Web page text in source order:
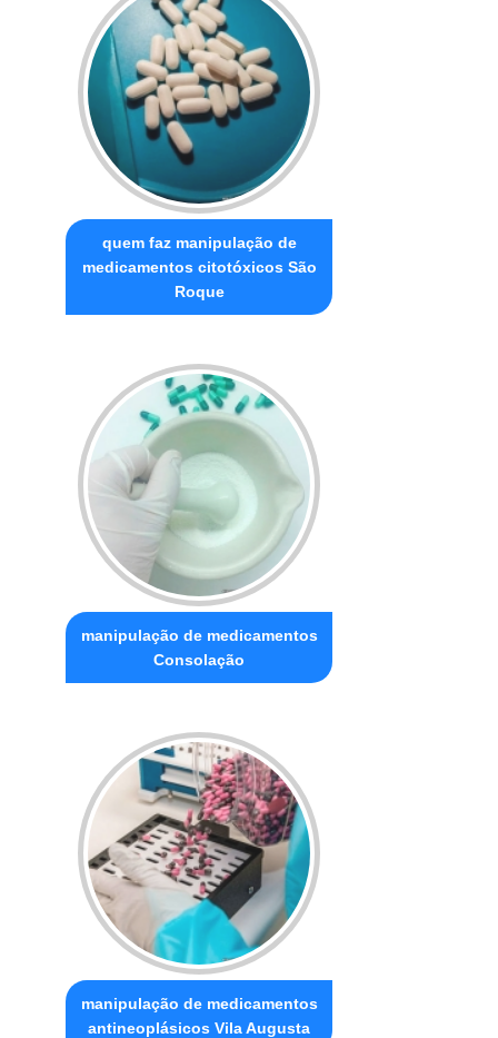
quem faz manipulação de
medicamentos citotóxicos São
Roque
manipulação de medicamentos
Consolação
manipulação de medicamentos
antineoplásicos Vila Augusta